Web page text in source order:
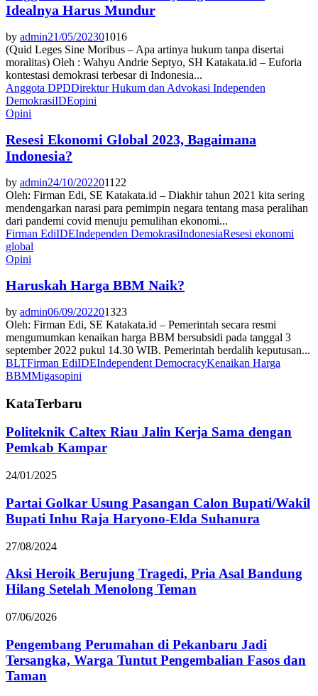
Idealnya Harus Mundur
by admin21/05/202301016
(Quid Leges Sine Moribus – Apa artinya hukum tanpa disertai
moralitas) Oleh : Wahyu Andrie Septyo, SH Katakata.id – Euforia
kontestasi demokrasi terbesar di Indonesia...
Anggota DPDDirektur Hukum dan Advokasi Independen
DemokrasiIDEopini
Opini
Resesi Ekonomi Global 2023, Bagaimana
Indonesia?
by admin24/10/202201122
Oleh: Firman Edi, SE Katakata.id – Diakhir tahun 2021 kita sering
mendengarkan narasi para pemimpin negara tentang masa peralihan
dari pandemi covid menuju pemulihan ekonomi...
Firman EdiIDEIndependen DemokrasiIndonesiaResesi ekonomi
global
Opini
Haruskah Harga BBM Naik?
by admin06/09/202201323
Oleh: Firman Edi, SE Katakata.id – Pemerintah secara resmi
mengumumkan kenaikan harga BBM bersubsidi pada tanggal 3
september 2022 pukul 14.30 WIB. Pemerintah berdalih keputusan...
BLTFirman EdiIDEIndependent DemocracyKenaikan Harga
BBMMigasopini
KataTerbaru
Politeknik Caltex Riau Jalin Kerja Sama dengan
Pemkab Kampar
24/01/2025
Partai Golkar Usung Pasangan Calon Bupati/Wakil
Bupati Inhu Raja Haryono-Elda Suhanura
27/08/2024
Aksi Heroik Berujung Tragedi, Pria Asal Bandung
Hilang Setelah Menolong Teman
07/06/2026
Pengembang Perumahan di Pekanbaru Jadi
Tersangka, Warga Tuntut Pengembalian Fasos dan
Taman